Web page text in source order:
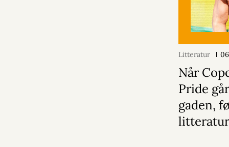
Litteratur
Når
Pride
gaden,